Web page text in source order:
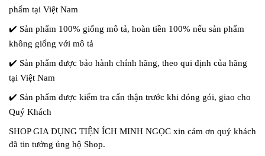
phẩm tại Việt Nam
✔ ️ Sản phẩm 100% giống mô tả, hoàn tiền 100% nếu sản phẩm
không giống với mô tả
✔ ️ Sản phẩm được bảo hành chính hãng, theo qui định của hãng
tại Việt Nam
✔ ️ Sản phẩm được kiểm tra cẩn thận trước khi đóng gói, giao cho
Quý Khách
SHOP GIA DỤNG TIỆN ÍCH MINH NGỌC xin cảm ơn quý khách
đã tin tưởng ủng hộ Shop.